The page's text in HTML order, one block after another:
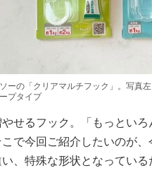
ーの「クリアマルチフック」。写真
プタイプ
せるフック。「もっとい
で今回ご紹介したいのが
、特殊な形状となってい